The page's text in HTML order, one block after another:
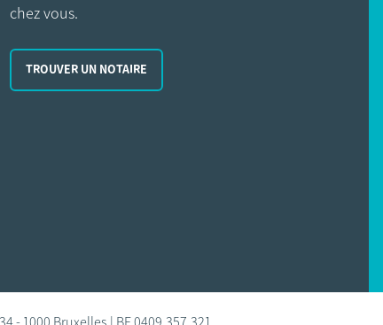
chez vous.
TROUVER UN NOTAIRE